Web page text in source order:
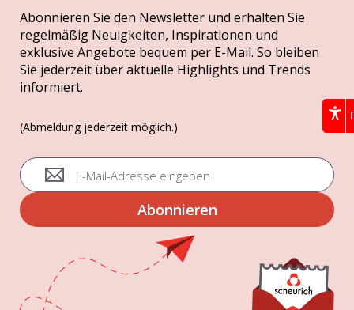
Abonnieren Sie den Newsletter und erhalten Sie
regelmäßig Neuigkeiten, Inspirationen und
exklusive Angebote bequem per E-Mail. So bleiben
Sie jederzeit über aktuelle Highlights und Trends
informiert.
(Abmeldung jederzeit möglich.)
A
n
m
e
z
Abonnieren